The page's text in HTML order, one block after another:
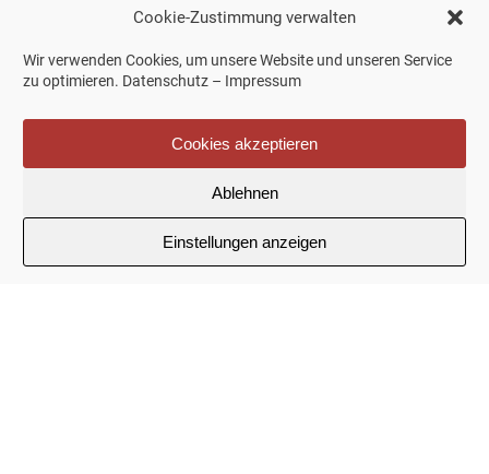
Cookie-Zustimmung verwalten
Wir verwenden Cookies, um unsere Website und unseren Service
zu optimieren. Datenschutz – Impressum
Cookies akzeptieren
Ablehnen
Einstellungen anzeigen